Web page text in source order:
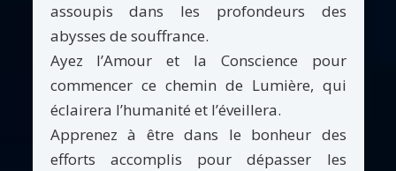
assoupis dans les profondeurs des
abysses de souffrance.
Ayez l’Amour et la Conscience pour
commencer ce chemin de Lumière, qui
éclairera l’humanité et l’éveillera.
Apprenez à être dans le bonheur des
efforts accomplis pour dépasser les